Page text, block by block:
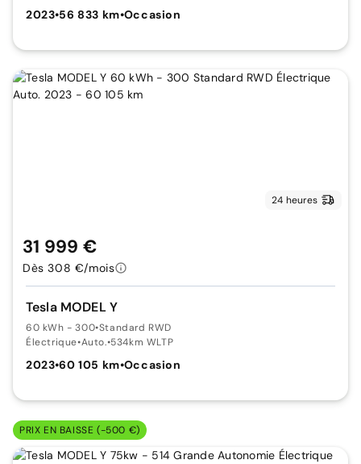
2023•56 833 km•Occasion
24 heures
Tesla MODEL Y
60 kWh - 300•Standard RWD
Électrique•Auto.•534km WLTP
2023•60 105 km•Occasion
31 999 €
Dès 308 €/mois
PRIX EN BAISSE (-500 €)